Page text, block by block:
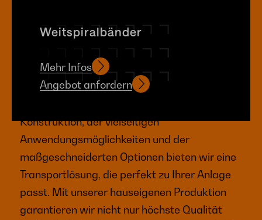
Weitspiralbänder
Mehr Infos
Angebot anfordern
Transportmittel: Es ist ein entscheidendes
Bindeglied für die Kontinuität Ihres
Konstruktion, der vielseitigen
Anwendungsmöglichkeiten und der
maßgeschneiderten Optionen bieten wir eine
Transportlösung, die perfekt zu Ihrer Anlage
passt. Mit unserer hauseigenen Produktion
garantieren wir nicht nur höchste Qualität